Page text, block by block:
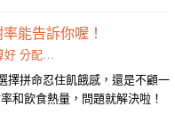
能告訴你喔！
好 分配好
擇拼命忍住飢餓感，還是不顧一
和飲食熱量，問題就解決啦！